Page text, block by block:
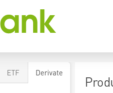
ETF Derivate